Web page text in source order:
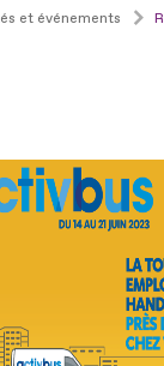
et événements